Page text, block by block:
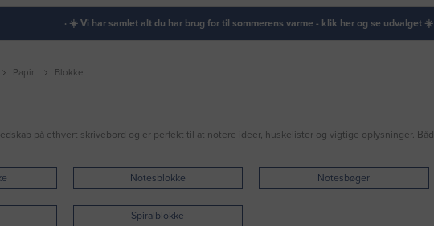
· ☀️ Vi har samlet alt du har brug for til sommerens varme - klik her og se udvalget ☀️
Papir Blokke
på ethvert skrivebord og er perfekt til at notere ideer, huskelister og vigtige oplysninger.
Notesblokke Notesbøger
Spiralblokke